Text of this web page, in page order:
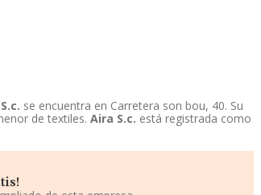
se encuentra en Carretera son bou, 40. Su
de textiles. Aira S.c. está registrada como